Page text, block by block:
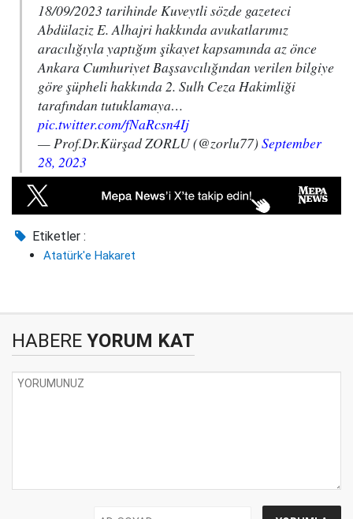
18/09/2023 tarihinde Kuveytli sözde gazeteci
Abdülaziz E. Alhajri hakkında avukatlarımız
aracılığıyla yaptığım şikayet kapsamında az önce
Ankara Cumhuriyet Başsavcılığından verilen bilgiye
göre şüpheli hakkında 2. Sulh Ceza Hakimliği
tarafından tutuklamaya…
pic.twitter.com/fNaRcsn4Ij
— Prof.Dr.Kürşad ZORLU (@zorlu77) September
28, 2023
Etiketler :
Atatürk'e Hakaret
HABERE YORUM KAT